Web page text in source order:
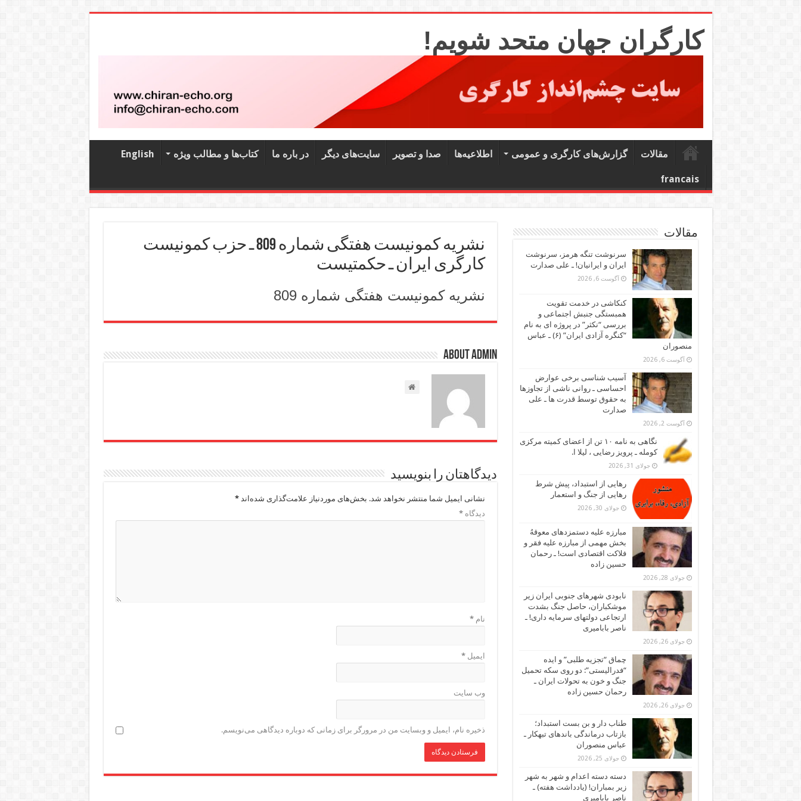
کارگران جهان متحد شویم!
مقالات گزارش‌های کارگری و عمومی اطلاعیه‌ها صدا و تصویر سایت‌های دیگر در باره ما کتاب‌‌ها و مطالب ویژه English
francais
نشریه کمونیست هفتگی شماره 809 ـ حزب کمونیست
کارگری ایران ـ حکمتیست
نشریه کمونیست هفتگی شماره 809
About admin
دیدگاهتان را بنویسید
نشانی ایمیل شما منتشر نخواهد شد. بخش‌های موردنیاز علامت‌گذاری شده‌اند*
دیدگاه*
نام*
ایمیل*
وب‌ سایت
ذخیره نام، ایمیل و وبسایت من در مرورگر برای زمانی که دوباره دیدگاهی می‌نویسم.
مقالات
سرنوشت تنگه هرمز، سرنوشت
ایران و ایرانیان! ـ علی صدارت
آگوست 6, 2026
کنکاشی در خدمت تقویت
همبستگی جنبش اجتماعی و
بررسی “نکثر” در پروژه ای به نام
“کنگره آزادی ایران” (۶) ـ عباس
منصوران
آگوست 6, 2026
آسیب شناسی برخی عوارض
احساسی ـ روانی ناشی از تجاوزها
به حقوق توسط قدرت ها ـ علی
صدارت
آگوست 2, 2026
نگاهی به نامه ۱۰ تن از اعضای کمیته مرکزی
کومله ـ پرویز رضایی ، لیلا ا.
جولای 31, 2026
رهایی از استبداد، پیش شرط
رهایی از جنگ و استعمار
جولای 30, 2026
مبارزه علیه دستمزدهای معوقهُ
بخش مهمی از مبارزه علیه فقر و
فلاکت اقتصادی است! ـ رحمان
حسین زاده
جولای 28, 2026
نابودی شهرهای جنوبی ایران زیر
موشکباران، حاصل جنگ بشدت
ارتجاعی دولتهای سرمایه داری! ـ
ناصر بابامیری
جولای 26, 2026
چماق “تجزیه طلبی” و ایده
“فدرالیستی”: دو روی سکه تحمیل
جنگ و خون به تحولات ایران ـ
رحمان حسین زاده
جولای 26, 2026
طناب دار و بن بست استبداد؛
بازتاب درماندگی باندهای تبهکار ـ
عباس منصوران
جولای 25, 2026
دسته دسته اعدام و شهر به شهر
زیر بمباران! (یادداشت هفته) ـ
ناصر بابامیری